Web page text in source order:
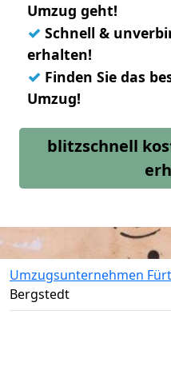
Umzug geht!
✓ Schnell &
erhalten!
✓ Finden Sie das
Umzug!
blitzschnell
Umzugsunternehmen
Bergstedt